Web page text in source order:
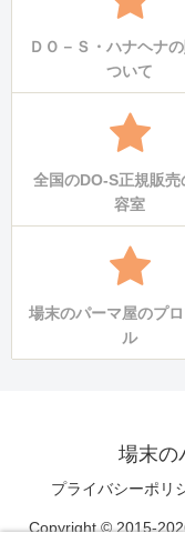
ＤＯ－Ｓ・ハナヘナ
ついて
全国のDO-S正規販売
容室
場末のパーマ屋のプ
ル
場末の
プライバシーポリ
Copyright © 2015-